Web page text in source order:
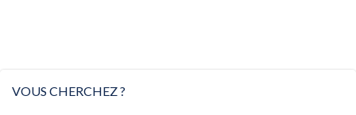
VOUS CHERCHEZ ?